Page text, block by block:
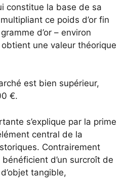
constitue la base de sa
ce poids d’or fin
d’or – environ
une valeur théorique
est bien supérieur,
€.
s’explique par la prime
central de la
Contrairement
d’un surcroît de
tangible,